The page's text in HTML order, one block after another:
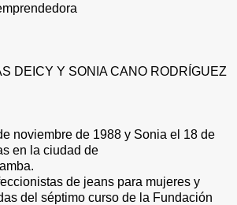
DEICY Y SONIA CANO RODRÍGUEZ
noviembre de 1988 y Sonia el 18 de
en la ciudad de
de jeans para mujeres y
del séptimo curso de la Fundación